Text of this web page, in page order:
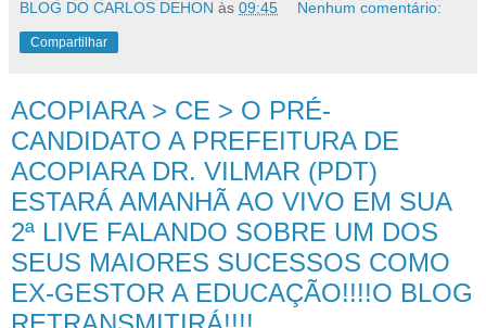
BLOG DO CARLOS DEHON às 09:45 Nenhum comentário:
Compartilhar
ACOPIARA > CE > O PRÉ-
CANDIDATO A PREFEITURA DE
ACOPIARA DR. VILMAR (PDT)
ESTARÁ AMANHÃ AO VIVO EM SUA
2ª LIVE FALANDO SOBRE UM DOS
SEUS MAIORES SUCESSOS COMO
EX-GESTOR A EDUCAÇÃO!!!!O BLOG